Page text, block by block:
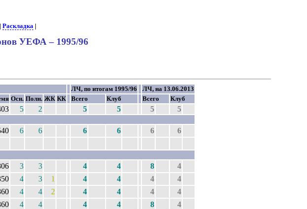
Раскладка |
УЕФА – 1995/96
ЛЧ, по итогам 1995/96
ЛЧ, на 13.06.2013
Осн. Полн. ЖК КК Всего Клуб Всего Клуб
5 2 5 5 5 5
6 6 6 6 6 6
3 3 4 4 8 4
4 3 1 4 4 4 4
4 4 2 4 4 4
4
4 4 4 4 8
4